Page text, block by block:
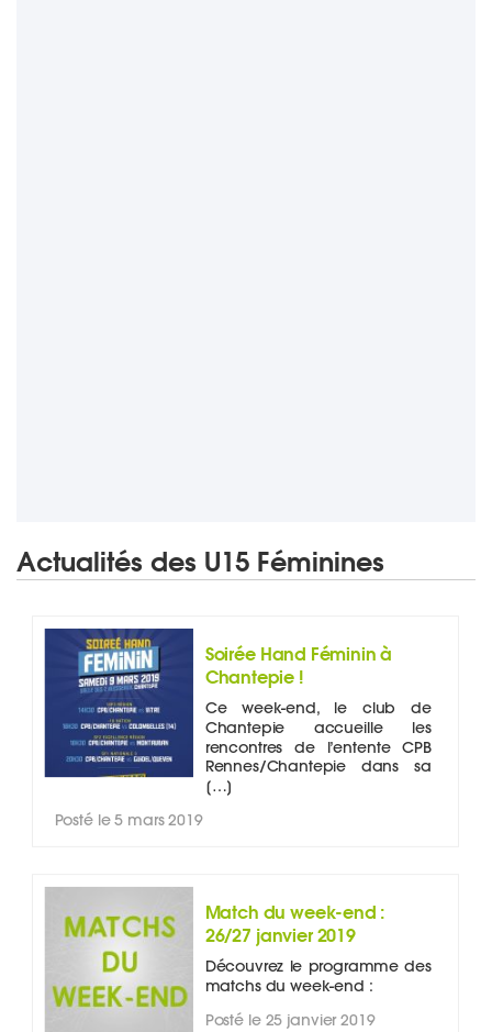
Actualités des U15 Féminines
Soirée Hand Féminin à
Chantepie !
Ce week-end, le club de
Chantepie accueille les
rencontres de l’entente CPB
Rennes/Chantepie dans sa
[…]
Posté le 5 mars 2019
Match du week-end :
26/27 janvier 2019
Découvrez le programme des
matchs du week-end :
Posté le 25 janvier 2019